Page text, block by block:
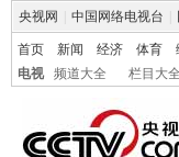
央视网 中国网络电视台
首页 新闻 经济 体育
电视
频道大全 栏目大全